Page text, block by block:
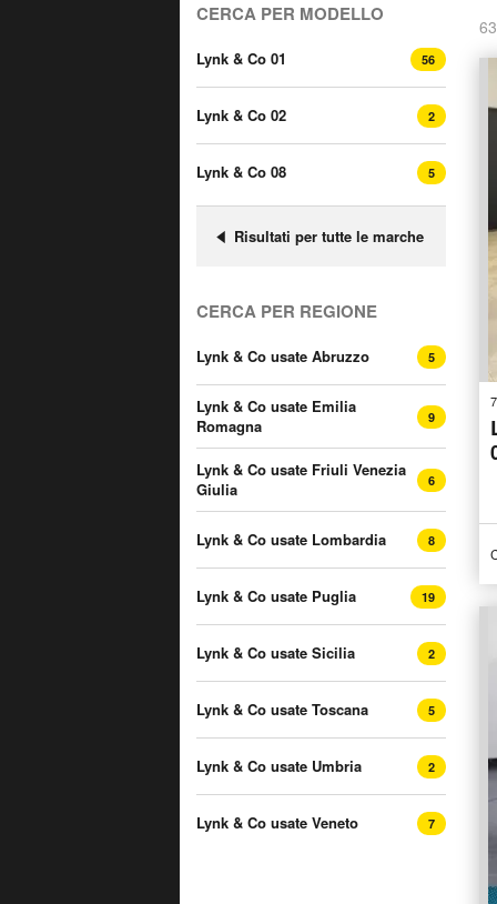
CERCA PER MODELLO
Lynk & Co 01 56
Lynk & Co 02 2
Lynk & Co 08 5
Risultati per tutte le marche
CERCA PER REGIONE
Lynk & Co usate Abruzzo 5
Lynk & Co usate Emilia
Romagna
9
Lynk & Co usate Friuli Venezia
Giulia
6
Lynk & Co usate Lombardia 8
Lynk & Co usate Puglia 19
Lynk & Co usate Sicilia 2
Lynk & Co usate Toscana 5
Lynk & Co usate Umbria 2
Lynk & Co usate Veneto 7